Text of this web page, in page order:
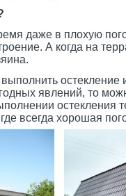
даже в плохую
А когда на
явлений, то
остекления
всегда хорошая